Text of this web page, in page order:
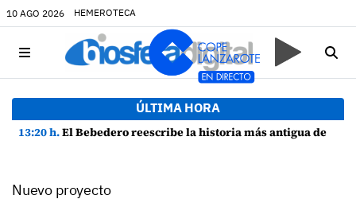
10 AGO 2026 HEMEROTECA
ÚLTIMA HORA
13:20 h.El Bebedero reescribe la historia más antigua de Lanzarote con nuevos hallazgos arqueológicos
Nuevo proyecto